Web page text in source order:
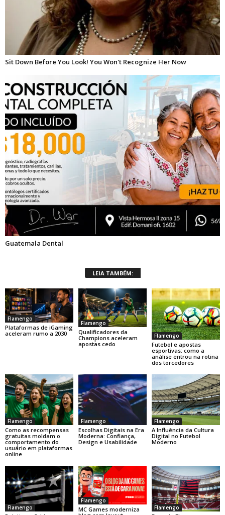
LEIA TAMBÉM:
Flamengo
Plataformas de iGaming
aceleram rumo a 2030
Flamengo
Qualificadores da
Champions aceleram
apostas cedo
Flamengo
Futebol e apostas
esportivas: como a
análise entrou na rotina
dos torcedores
Flamengo
Como as recompensas
gratuitas moldam o
comportamento do
usuário em plataformas
online
Flamengo
Escolhas Digitais na Era
Moderna: Confiança,
Design e Usabilidade
Flamengo
A Influência da Cultura
Digital no Futebol
Moderno
Flamengo
Flamengo
MC Games moderniza
Flamengo